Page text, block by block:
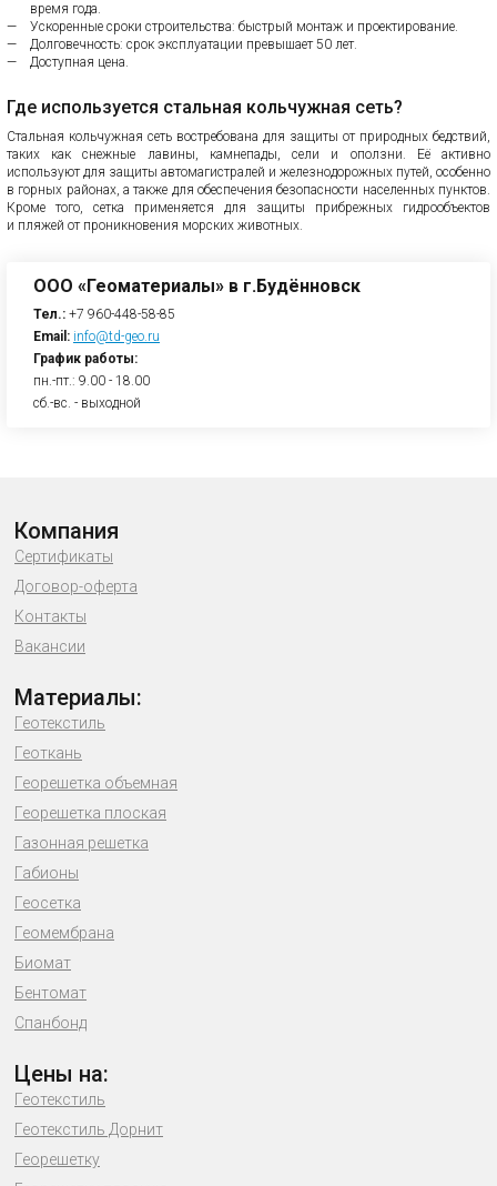
время года.
Ускоренные сроки строительства: быстрый монтаж и проектирование.
Долговечность: срок эксплуатации превышает 50 лет.
Доступная цена.
Где используется стальная кольчужная сеть?
Стальная кольчужная сеть востребована для защиты от природных бедствий,
таких как снежные лавины, камнепады, сели и оползни. Её активно
используют для защиты автомагистралей и железнодорожных путей, особенно
в горных районах, а также для обеспечения безопасности населенных пунктов.
Кроме того, сетка применяется для защиты прибрежных гидрообъектов
и пляжей от проникновения морских животных.
ООО «Геоматериалы» в г.Будённовск
Тел.: +7 960-448-58-85
Email: info@td-geo.ru
График работы:
пн.-пт.: 9.00 - 18.00
сб.-вс. - выходной
Компания
Сертификаты
Договор-оферта
Контакты
Вакансии
Материалы:
Геотекстиль
Геоткань
Георешетка объемная
Георешетка плоская
Газонная решетка
Габионы
Геосетка
Геомембрана
Биомат
Бентомат
Спанбонд
Цены на:
Геотекстиль
Геотекстиль Дорнит
Георешетку